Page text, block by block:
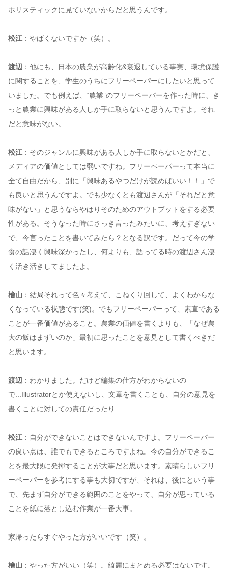
ホリスティックに見ていないからだと思うんです。
松江 ：やばくないですか（笑）。
渡辺 ：他にも、日本の農業が高齢化&衰退している事実、環境保護
に関することを、学生のうちにフリーペーパーにしたいと思って
いました。でも例えば、“農業”のフリーペーパーを作った時に、き
っと農業に興味がある人しか手に取らないと思うんですよ。それ
だと意味がない。
松江 ：そのジャンルに興味がある人しか手に取らないとかだと、
メディアの価値としては弱いですね。フリーペーパーって本当に
全て自由だから、別に「興味あるやつだけが読めばいい！！」で
も良いと思うんですよ。でも少なくとも渡辺さんが「それだと意
味がない」と思うならやはりそのためのアウトプットをする必要
性がある。そうなった時にさっき言ったみたいに、考えすぎない
で、今言ったことを書いてみたら？となる訳です。だって今の学
食の話凄く興味深かったし、何よりも、語ってる時の渡辺さん凄
く活き活きしてましたよ。
檜山 ：結局それって色々考えて、こねくり回して、よくわからな
くなっている状態です(笑)。でもフリーペーパーって、素直である
ことが一番価値があること。農業の価値を書くよりも、「なぜ農
大の飯はまずいのか」最初に思ったことを意見として書くべきだ
と思います。
渡辺 ：わかりました。だけど編集の仕方がわからないの
で...Illustratorとか使えないし、文章を書くことも、自分の意見を
書くことに対しての責任だったり...
松江 ：自分ができないことはできないんですよ。フリーペーパー
の良い点は、誰でもできるところですよね。今の自分ができるこ
とを最大限に発揮することが大事だと思います。素晴らしいフリ
ーペーパーを参考にする事も大切ですが、それは、後にという事
で、先まず自分ができる範囲のことをやって、自分が思っている
ことを紙に落とし込む作業が一番大事。
家帰ったらすぐやった方がいいです（笑）。
檜山 ：やった方がいい（笑）。綺麗にまとめる必要はないです。